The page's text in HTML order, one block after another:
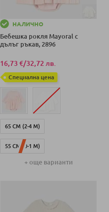
НАЛИЧНО
Бебешка рокля Mayoral с
дълъг ръкав, 2896
16,73 €/32,72 лв.
Специална цена
65 СМ (2-4 М)
55 СМ (0-1 М)
60 СМ (1-2 М)
+ още варианти